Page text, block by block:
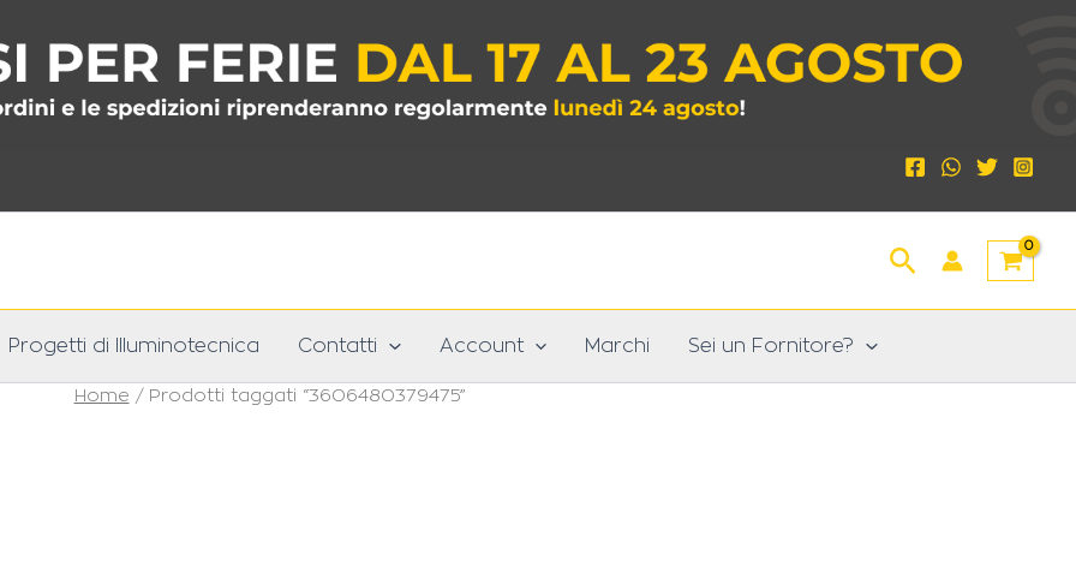
Cerca
Progetti di Illuminotecnica Contatti Account Marchi Sei un Fornitore?
Home / Prodotti taggati “3606480379475”